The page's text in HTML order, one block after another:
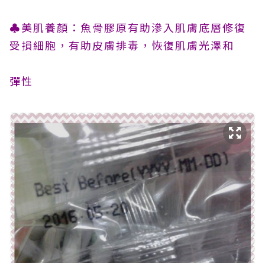
♣美肌養顏：魚骨膠原有助滲入肌膚底層修復
受損細胞，有助皮膚排毒，恢復肌膚光澤和
彈性